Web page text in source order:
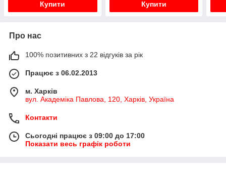
Купити Купити
Про нас
100% позитивних з 22 відгуків за рік
Працює з 06.02.2013
м. Харків
вул. Академіка Павлова, 120, Харків, Україна
Контакти
Сьогодні працює з 09:00 до 17:00
Показати весь графік роботи